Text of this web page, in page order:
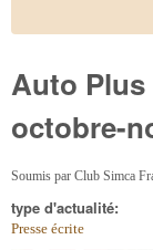
Auto Plus
octobre-
Soumis par Club Simca
type d'actualité:
Presse écrite